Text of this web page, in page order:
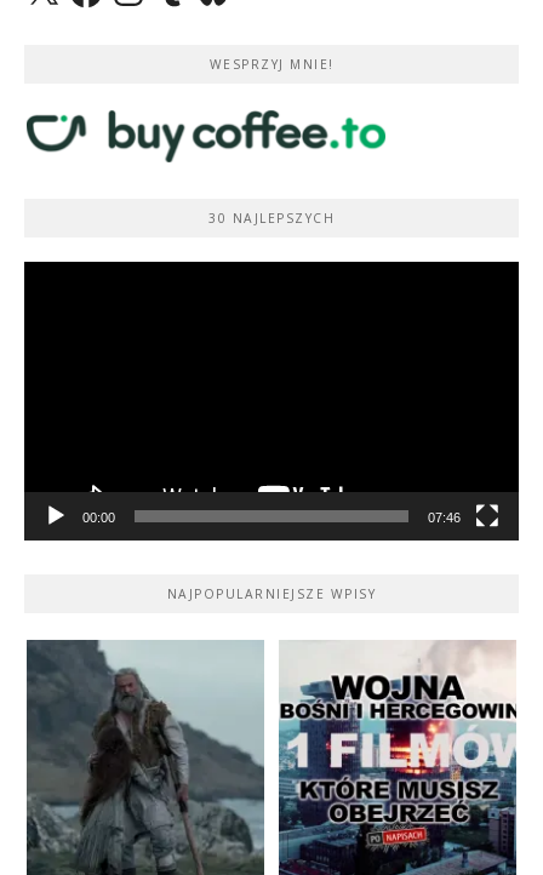
WESPRZYJ MNIE!
30 NAJLEPSZYCH
00:00 07:46
NAJPOPULARNIEJSZE WPISY